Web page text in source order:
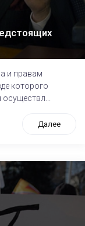
и правам
которого
Далее